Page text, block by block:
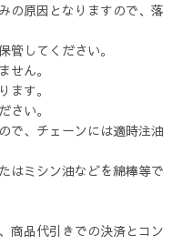
の原因となりますので、落
管してください。
せん。
ます。
さい。
で、チェーンには適時注油
はミシン油などを綿棒等で
商品代引きでの決済とコン